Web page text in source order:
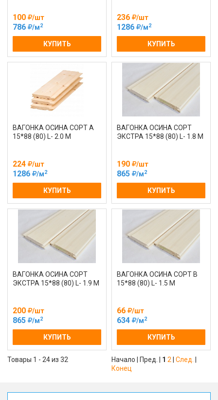
100 /шт
786 /м2
КУПИТЬ
236 /шт
1286 /м2
КУПИТЬ
ВАГОНКА ОСИНА СОРТ А
15*88 (80) L- 2.0 М
224 /шт
1286 /м2
КУПИТЬ
ВАГОНКА ОСИНА СОРТ
ЭКСТРА 15*88 (80) L- 1.8 М
190 /шт
865 /м2
КУПИТЬ
ВАГОНКА ОСИНА СОРТ
ЭКСТРА 15*88 (80) L- 1.9 М
200 /шт
865 /м2
КУПИТЬ
ВАГОНКА ОСИНА СОРТ В
15*88 (80) L- 1.5 М
66 /шт
634 /м2
КУПИТЬ
Товары 1 - 24 из 32 Начало | Пред. | 1 2 След.
Конец